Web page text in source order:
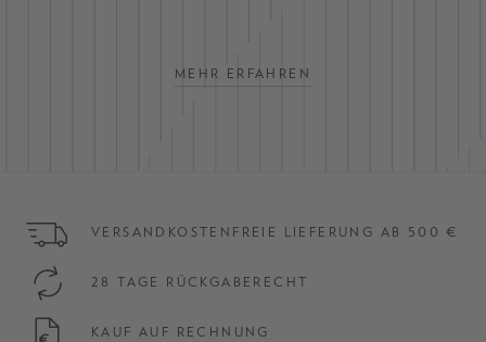
MEHR ERFAHREN
VERSANDKOSTENFREIE LIEFERUNG AB 500 €
28 TAGE RÜCKGABERECHT
KAUF AUF RECHNUNG